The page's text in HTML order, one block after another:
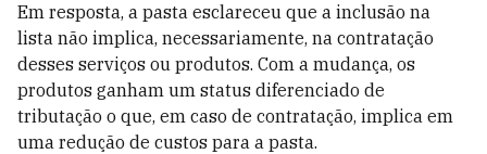
Em resposta, a pasta esclareceu que a inclusão na
lista não implica, necessariamente, na contratação
desses serviços ou produtos. Com a mudança, os
produtos ganham um status diferenciado de
tributação o que, em caso de contratação, implica em
uma redução de custos para a pasta.